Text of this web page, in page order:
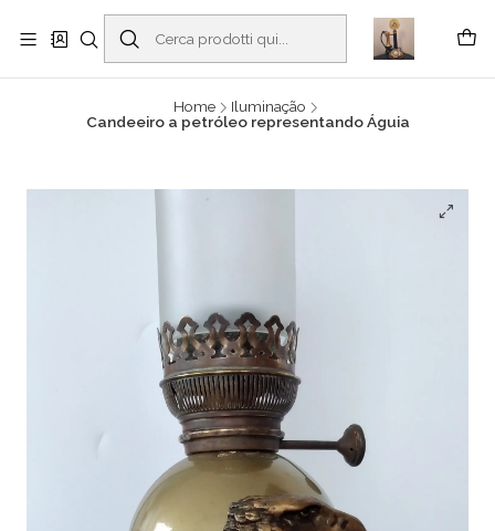
Buscantiguidades - Leilões. Colecionismo e antiguidades em Viana do
Castelo -
Read more
Home
Iluminação
Candeeiro a petróleo representando Águia